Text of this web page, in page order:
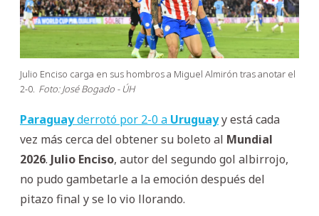
Julio Enciso carga en sus hombros a Miguel Almirón tras anotar el
2-0. Foto: José Bogado - ÚH
Paraguayderrotó por 2-0 a Uruguayy está cada
vez más cerca del obtener su boleto al Mundial
2026. Julio Enciso, autor del segundo gol albirrojo,
no pudo gambetarle a la emoción después del
pitazo final y se lo vio llorando.